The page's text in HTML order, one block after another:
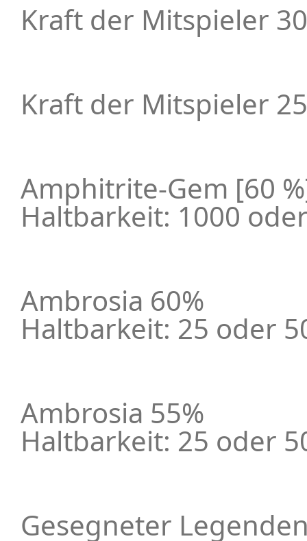
Kraft der Mitspieler
Kraft der Mitspieler
Amphitrite-Gem [60
Haltbarkeit: 1000
Ambrosia 60%
Haltbarkeit: 25 oder
Ambrosia 55%
Haltbarkeit: 25 oder
Gesegneter